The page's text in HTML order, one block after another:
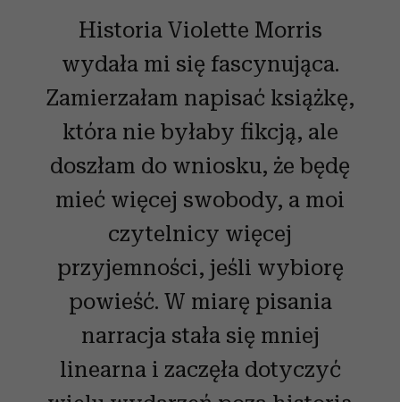
Historia Violette Morris
wydała mi się fascynująca.
Zamierzałam napisać książkę,
która nie byłaby fikcją, ale
doszłam do wniosku, że będę
mieć więcej swobody, a moi
czytelnicy więcej
przyjemności, jeśli wybiorę
powieść. W miarę pisania
narracja stała się mniej
linearna i zaczęła dotyczyć